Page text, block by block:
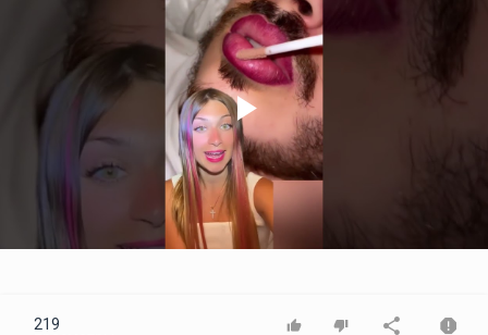
Play
Video
219